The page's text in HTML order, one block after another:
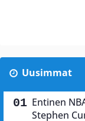
Uusimmat
Entinen
Stephen